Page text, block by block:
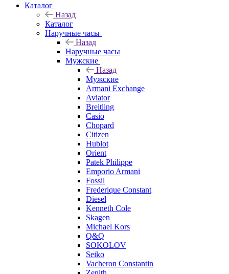
Каталог
Назад
Каталог
Наручные часы
Назад
Наручные часы
Мужские
Назад
Мужские
Armani Exchange
Aviator
Breitling
Casio
Chopard
Citizen
Hublot
Orient
Patek Philippe
Emporio Armani
Fossil
Frederique Constant
Diesel
Kenneth Cole
Skagen
Michael Kors
Q&Q
SOKOLOV
Seiko
Vacheron Constantin